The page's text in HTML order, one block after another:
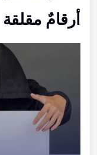
أرقامٌ مقلقة